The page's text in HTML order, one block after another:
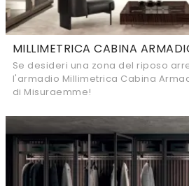
MILLIMETRICA CABINA
Se desideri una zona del riposo
l'armadio Millimetrica Cabina
di Misuraemme!